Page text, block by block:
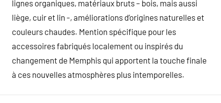
lignes organiques, matériaux bruts – bois, mais aussi
liège, cuir et lin -, améliorations d’origines naturelles et
couleurs chaudes. Mention spécifique pour les
accessoires fabriqués localement ou inspirés du
changement de Memphis qui apportent la touche finale
à ces nouvelles atmosphères plus intemporelles.